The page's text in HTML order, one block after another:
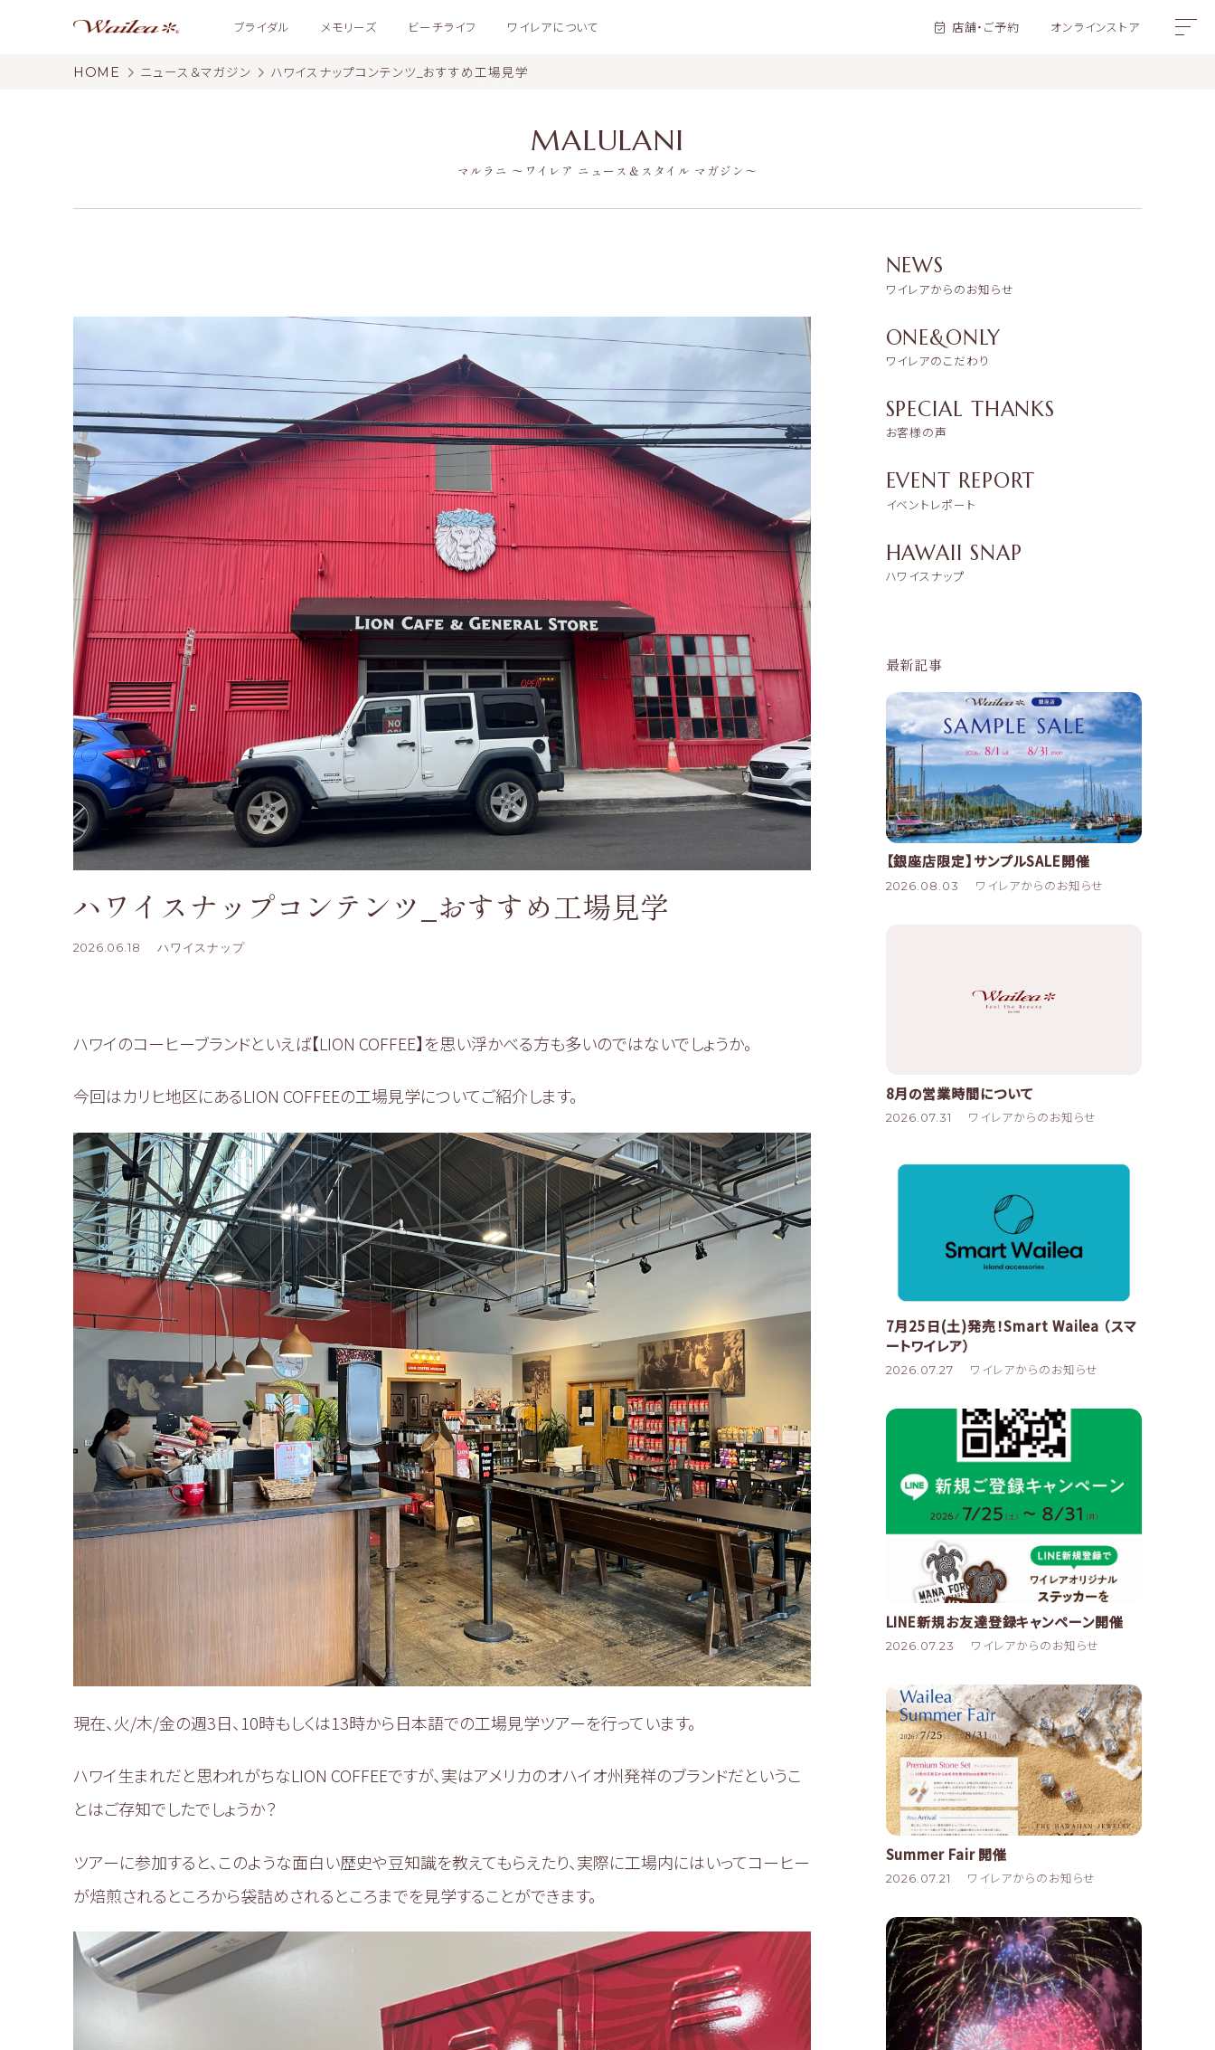
ブライダル メモリーズ ビーチライフ ワイレアについて 店舗・ご予約 オンラインストア
HOME ニュース＆マガジン ハワイスナップコンテンツ_おすすめ工場見学
MALULANI
マルラニ 〜ワイレア ニュース＆スタイル マガジン〜
ハワイスナップコンテンツ_おすすめ工場見学
2026.06.18 ハワイスナップ
ハワイのコーヒーブランドといえば【LION COFFEE】を思い浮かべる方も多いのではないでしょうか。
今回はカリヒ地区にあるLION COFFEEの工場見学についてご紹介します。
現在、火/木/金の週3日、10時もしくは13時から日本語での工場見学ツアーを行っています。
ハワイ生まれだと思われがちなLION COFFEEですが、実はアメリカのオハイオ州発祥のブランドだというこ
とはご存知でしたでしょうか？
ツアーに参加すると、このような面白い歴史や豆知識を教えてもらえたり、実際に工場内にはいってコーヒー
が焙煎されるところから袋詰めされるところまでを見学することができます。
NEWS
ワイレアからのお知らせ
ONE&ONLY
ワイレアのこだわり
SPECIAL THANKS
お客様の声
EVENT REPORT
イベントレポート
HAWAII SNAP
ハワイスナップ
最新記事
【銀座店限定】サンプルSALE開催
2026.08.03 ワイレアからのお知らせ
8月の営業時間について
2026.07.31 ワイレアからのお知らせ
7月25日(土)発売！Smart Wailea （スマ
ートワイレア）
2026.07.27 ワイレアからのお知らせ
LINE新規お友達登録キャンペーン開催
2026.07.23 ワイレアからのお知らせ
Summer Fair 開催
2026.07.21 ワイレアからのお知らせ